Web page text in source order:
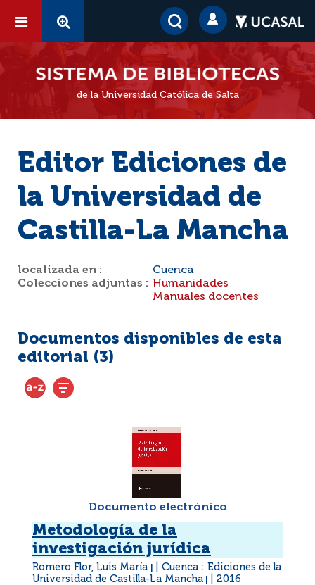
de la Universidad Católica de Salta
Editor Ediciones de
la Universidad de
Castilla-La Mancha
localizada en :
Cuenca
Colecciones adjuntas : Humanidades
Manuales docentes
Documentos disponibles de esta
editorial (3)
Documento electrónico
Metodología de la
investigación jurídica
Romero Flor, Luis María
Cuenca : Ediciones de la
Universidad de Castilla-La Mancha
2016